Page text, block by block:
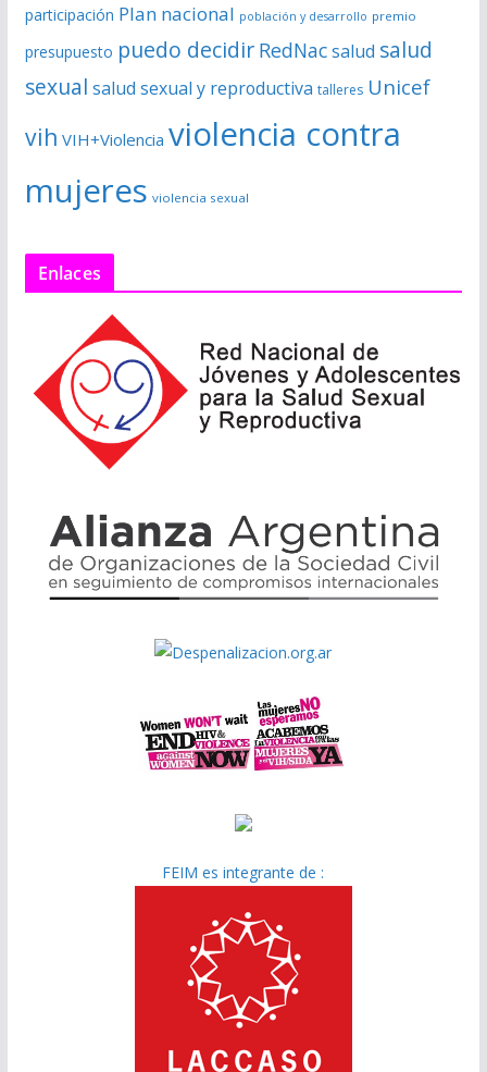
participación Plan nacional población y desarrollo premio
presupuesto puedo decidir RedNacsalud salud
sexual salud sexual y reproductiva talleres Unicef
vih VIH+Violencia violencia contra
mujeres violencia sexual
Enlaces
FEIM es integrante de :